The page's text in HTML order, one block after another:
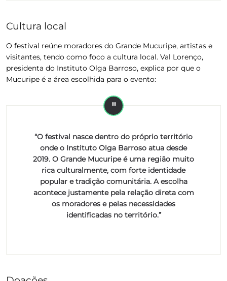
Cultura local
O festival reúne moradores do Grande Mucuripe, artistas e
visitantes, tendo como foco a cultura local. Val Lorenço,
presidenta do Instituto Olga Barroso, explica por que o
Mucuripe é a área escolhida para o evento:
“O festival nasce dentro do próprio território
onde o Instituto Olga Barroso atua desde
2019. O Grande Mucuripe é uma região muito
rica culturalmente, com forte identidade
popular e tradição comunitária. A escolha
acontece justamente pela relação direta com
os moradores e pelas necessidades
identificadas no território.”